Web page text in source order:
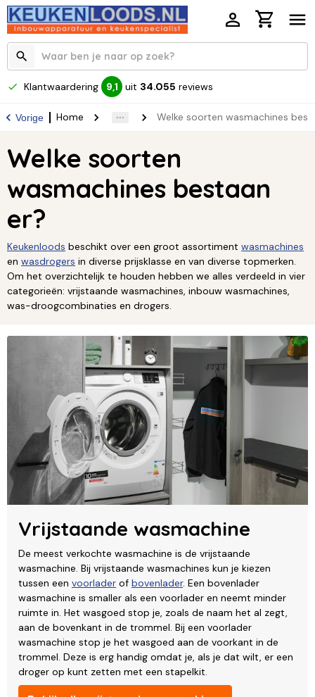
Klantwaardering 9,1 uit 34.055 reviews
Vorige Home Welke soorten wasmachines
Welke soorten
wasmachines bestaan
er?
Keukenloods beschikt over een groot assortiment wasmachines
en wasdrogers in diverse prijsklasse en van diverse topmerken.
Om het overzichtelijk te houden hebben we alles verdeeld in vier
categorieën: vrijstaande wasmachines, inbouw wasmachines,
was-droogcombinaties en drogers.
Vrijstaande wasmachine
De meest verkochte wasmachine is de vrijstaande
wasmachine. Bij vrijstaande wasmachines kun je kiezen
tussen een voorlader of bovenlader. Een bovenlader
wasmachine is smaller als een voorlader en neemt minder
ruimte in. Het wasgoed stop je, zoals de naam het al zegt,
aan de bovenkant in de trommel. Bij een voorlader
wasmachine stop je het wasgoed aan de voorkant in de
trommel. Deze is erg handig omdat je, als je dat wilt, er een
droger op kunt zetten met een stapelkit.